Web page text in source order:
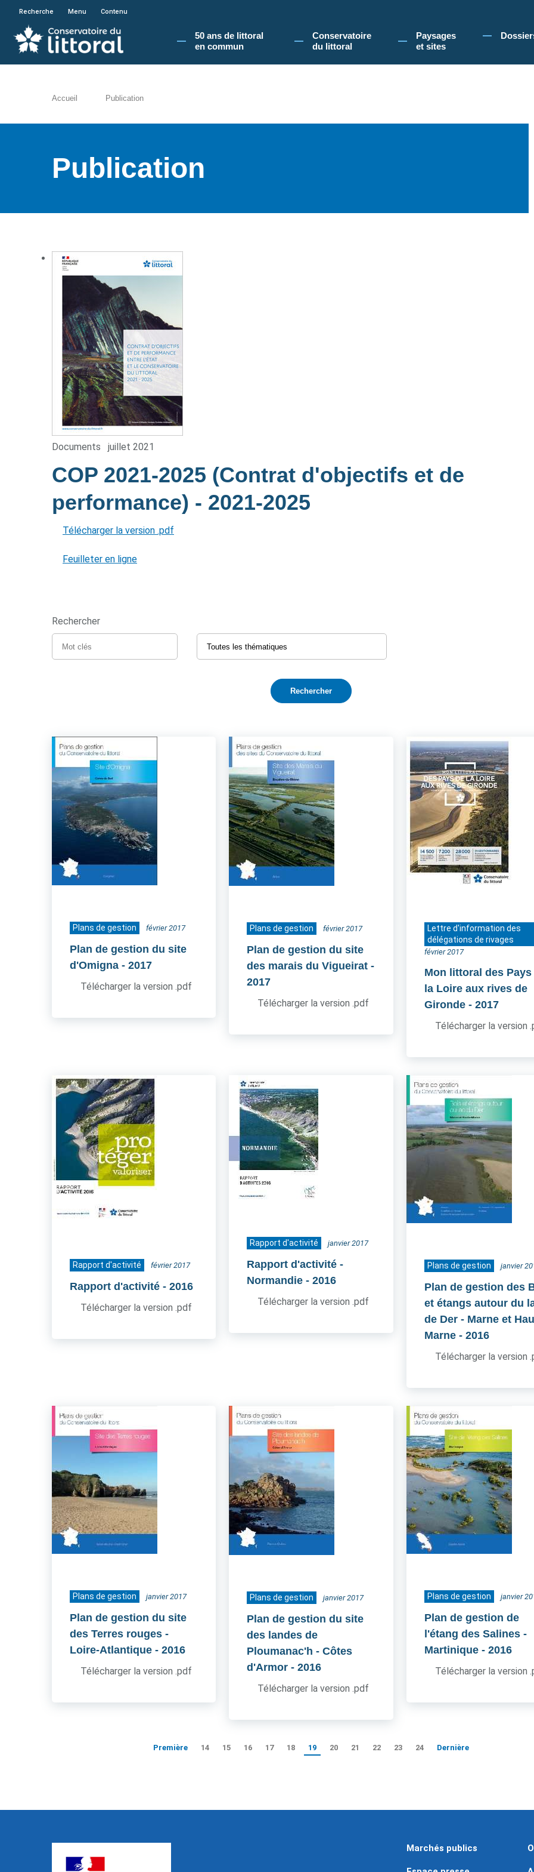
En poursuivant votre navigation sur le site du Conservatoire du littoral, vous acceptez l'utilisation de cookies pour vous
Recherche Menu Contenu
50 ans de littoral
en commun​
Conservatoire
du littoral
Paysages
et sites
Accueil Publication
Publication
Documents juillet 2021
COP 2021-2025 (Contrat d'objectifs et de
performance) - 2021-2025
Télécharger la version .pdf
Feuilleter en ligne
Rechercher
Plans de gestion février 2017
Plan de gestion du site
d'Omigna - 2017
Télécharger la version .pdf
Plans de gestion février 2017
Plan de gestion du site
des marais du Vigueirat -
2017
Télécharger la version .pdf
Lettre d'information des
délégations de rivages
février 2017
Mon littoral des Pays
la Loire aux rives de
Gironde - 2017
Télécharger la version
Rapport d'activité février 2017
Rapport d'activité - 2016
Télécharger la version .pdf
Rapport d'activité janvier 2017
Rapport d'activité -
Normandie - 2016
Télécharger la version .pdf
Plans de gestion janvier
Plan de gestion des
et étangs autour du
de Der - Marne et
Marne - 2016
Télécharger la version
Plans de gestion janvier 2017
Plan de gestion du site
des Terres rouges -
Loire-Atlantique - 2016
Télécharger la version .pdf
Plans de gestion janvier 2017
Plan de gestion du site
des landes de
Ploumanac'h - Côtes
d'Armor - 2016
Télécharger la version .pdf
Plans de gestion janvier
Plan de gestion de
l'étang des Salines -
Martinique - 2016
Télécharger la version
Première 14 15 16 17 18 19 20 21 22 23 24 Dernière
Marchés publics